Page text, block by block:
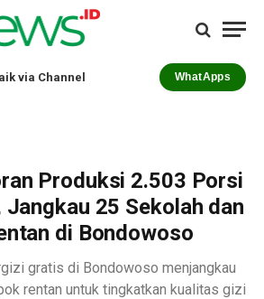
via Channel WhatApps
Produksi 2.503 Porsi
Jangkau 25 Sekolah dan
di Bondowoso
gratis di Bondowoso menjangkau
rentan untuk tingkatkan kualitas gizi